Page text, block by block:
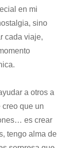
en mi
sino
cada viaje,
a otros a
que un
es crear
tengo alma de